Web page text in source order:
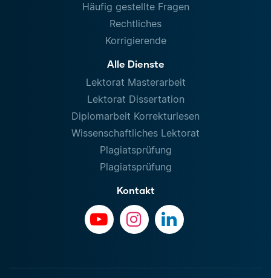
Häufig gestellte Fragen
Rechtliches
Korrigierende
Alle Dienste
Lektorat Masterarbeit
Lektorat Dissertation
Diplomarbeit Korrekturlesen
Wissenschaftliches Lektorat
Plagiatsprüfung
Plagiatsprüfung
Kontakt